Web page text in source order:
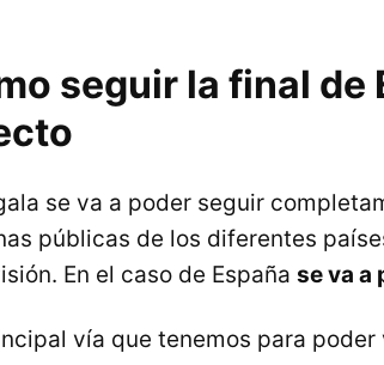
seguir la final
se va a poder seguir
públicas de los diferentes
En el caso de España se va a
vía que tenemos para poder